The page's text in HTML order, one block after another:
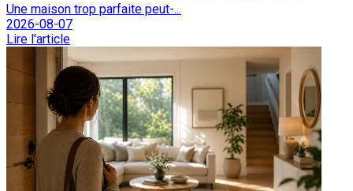
Une maison trop parfaite peut-...
2026-08-07
Lire l'article